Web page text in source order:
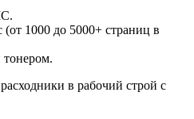
1000 до 5000+ страниц в
тонером.
в рабочий строй с